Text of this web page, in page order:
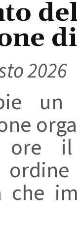
2026
ore